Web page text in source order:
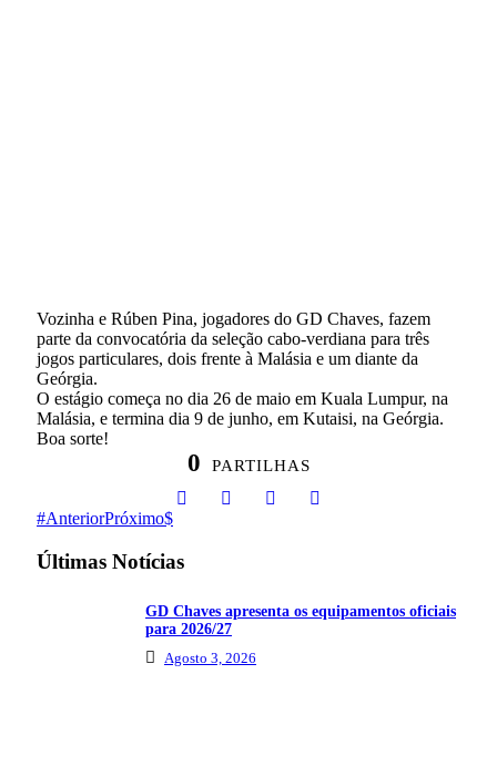
Vozinha e Rúben Pina, jogadores do GD Chaves, fazem
parte da convocatória da seleção cabo-verdiana para três
jogos particulares, dois frente à Malásia e um diante da
Geórgia.
O estágio começa no dia 26 de maio em Kuala Lumpur, na
Malásia, e termina dia 9 de junho, em Kutaisi, na Geórgia.
Boa sorte!
0 PARTILHAS
AnteriorPróximo
Últimas Notícias
GD Chaves apresenta os equipamentos oficiais
para 2026/27
Agosto 3, 2026